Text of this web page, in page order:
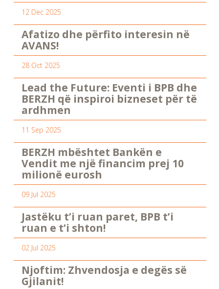
12 Dec 2025
Afatizo dhe përfito interesin në
AVANS!
28 Oct 2025
Lead the Future: Eventi i BPB dhe
BERZH që inspiroi bizneset për të
ardhmen
11 Sep 2025
BERZH mbështet Bankën e
Vendit me një financim prej 10
milionë eurosh
09 Jul 2025
Jastëku t’i ruan paret, BPB t’i
ruan e t’i shton!
02 Jul 2025
Njoftim: Zhvendosja e degës së
Gjilanit!